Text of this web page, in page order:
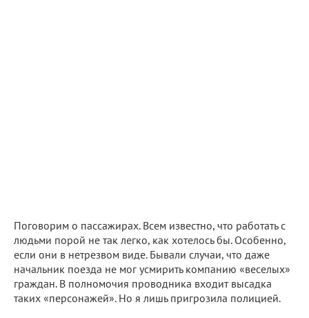
Поговорим о пассажирах. Всем известно, что работать с
людьми порой не так легко, как хотелось бы. Особенно,
если они в нетрезвом виде. Бывали случаи, что даже
начальник поезда не мог усмирить компанию «веселых»
граждан. В полномочия проводника входит высадка
таких «персонажей». Но я лишь пригрозила полицией.